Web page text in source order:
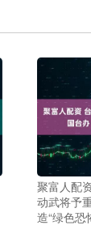
聚富人配
动武将予
造“绿色恐